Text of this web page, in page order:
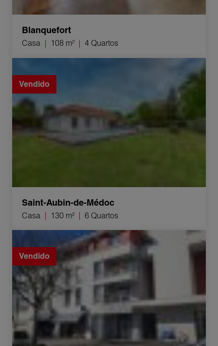
Blanquefort
Casa 108 m² 4 Quartos
Vendido
Saint-Aubin-de-Médoc
Casa 130 m² 6 Quartos
Venda Apartamento Bègles 2 Quartos 43 m²
Vendido